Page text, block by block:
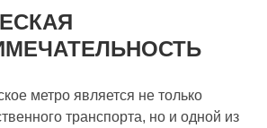
метро является не только
транспорта, но и одной из